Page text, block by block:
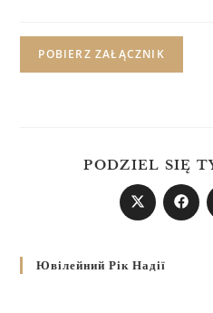
POBIERZ ZAŁĄCZNIK
PODZIEL SIĘ
Ювілейний Рік Надії